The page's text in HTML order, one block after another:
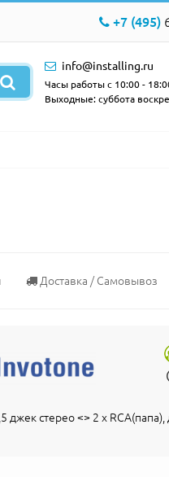
+7 (495)
info@installing.ru
Часы работы с 10:00 -
Выходные: суббота
Доставка / Самовывоз
джек стерео <> 2 х